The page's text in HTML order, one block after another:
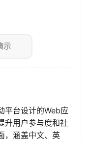
示
平台设计的Web应
升用户参与度和社
，涵盖中文、英